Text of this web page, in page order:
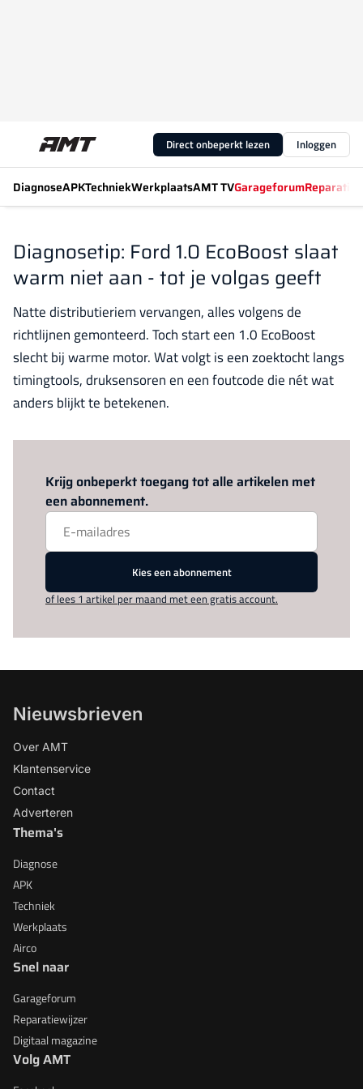
Direct onbeperkt lezen Inloggen
DiagnoseAPKTechniekWerkplaatsAMT TVGarageforum
Diagnosetip: Ford 1.0 EcoBoost slaat
warm niet aan - tot je volgas geeft
Natte distributieriem vervangen, alles volgens de
richtlijnen gemonteerd. Toch start een 1.0 EcoBoost
slecht bij warme motor. Wat volgt is een zoektocht langs
timingtools, druksensoren en een foutcode die nét wat
anders blijkt te betekenen.
Krijg onbeperkt toegang tot alle artikelen met
een abonnement.
Kies een abonnement
of lees 1 artikel per maand met een gratis account.
Nieuwsbrieven
Over AMT
Klantenservice
Contact
Adverteren
Thema's
Diagnose
APK
Techniek
Werkplaats
Airco
Snel naar
Garageforum
Reparatiewijzer
Digitaal magazine
Volg AMT